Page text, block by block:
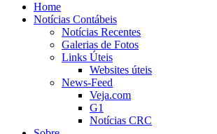
Home
Notícias Contábeis
Notícias Recentes
Galerias de Fotos
Links Úteis
Websites úteis
News-Feed
Veja.com
G1
Notícias CRC